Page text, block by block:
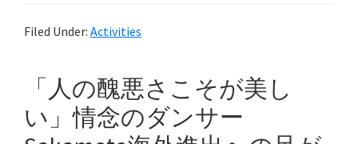
Filed Under: Activities
「人の醜悪さこそが美し
い」情念のダンサー